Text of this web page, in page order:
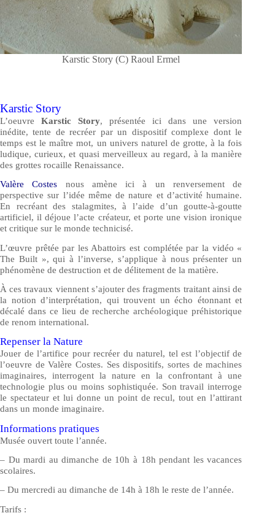
Karstic Story (C) Raoul Ermel
Karstic Story
L’oeuvreKarstic Story, présentée ici dans une version
inédite, tente de recréer par un dispositif complexe dont le
temps est le maître mot, un univers naturel de grotte, à la fois
ludique, curieux, et quasi merveilleux au regard, à la manière
des grottes rocaille Renaissance.
Valère Costes nous amène ici à un renversement de
perspective sur l’idée même de nature et d’activité humaine.
En recréant des stalagmites, à l’aide d’un goutte-à-goutte
artificiel, il déjoue l’acte créateur, et porte une vision ironique
et critique sur le monde technicisé.
L’œuvre prêtée par les Abattoirs est complétée par la vidéo «
The Built », qui à l’inverse, s’applique à nous présenter un
phénomène de destruction et de délitement de la matière.
À ces travaux viennent s’ajouter des fragments traitant ainsi de
la notion d’interprétation, qui trouvent un écho étonnant et
décalé dans ce lieu de recherche archéologique préhistorique
de renom international.
Repenser la Nature
Jouer de l’artifice pour recréer du naturel, tel est l’objectif de
l’oeuvre de Valère Costes. Ses dispositifs, sortes de machines
imaginaires, interrogent la nature en la confrontant à une
technologie plus ou moins sophistiquée. Son travail interroge
le spectateur et lui donne un point de recul, tout en l’attirant
dans un monde imaginaire.
Informations pratiques
Musée ouvert toute l’année.
– Du mardi au dimanche de 10h à 18h pendant les vacances
scolaires.
– Du mercredi au dimanche de 14h à 18h le reste de l’année.
Tarifs :